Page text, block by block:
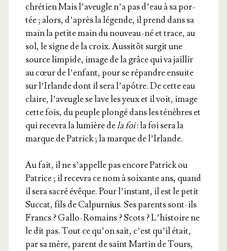
chré­tien Mais l’a­veugle n’a pas d’eau à sa por­
tée ; alors, d’a­près la légende, il prend dans sa
main la petite main du nou­veau-né et trace, au
sol, le signe de la croix. Aus­si­tôt sur­git une
source lim­pide, image de la grâce qui va jaillir
au cœur de l’en­fant, pour se répandre ensuite
sur l’Ir­lande dont il sera l’a­pôtre. De cette eau
claire, l’a­veugle se lave les yeux et il voit, image
cette fois, du peuple plon­gé dans les ténèbres et
qui rece­vra la lumière dela foi: la foi sera la
marque de Patrick ; la marque de l’Irlande.
Au fait, il ne s’ap­pelle pas encore Patrick ou
Patrice ; il rece­vra ce nom à soixante ans, quand
il sera sacré évêque. Pour l’ins­tant, il est le petit
Suc­cat, fils de Cal­pur­nius. Ses parents sont-ils
Francs ? Gal­lo-Romains ? Scots ? L’his­toire ne
le dit pas. Tout ce qu’on sait, c’est qu’il était,
par sa mère, parent de saint Mar­tin de Tours,